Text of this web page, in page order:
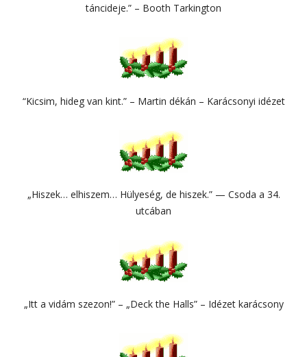
táncideje.” – Booth Tarkington
“Kicsim, hideg van kint.” – Martin dékán – Karácsonyi idézet
„Hiszek… elhiszem… Hülyeség, de hiszek.” — Csoda a 34.
utcában
„Itt a vidám szezon!” – „Deck the Halls” – Idézet karácsony